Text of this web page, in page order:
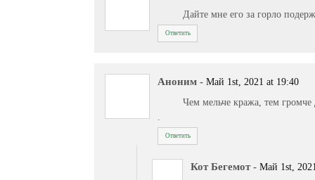
Дайте мне его за горло
Ответить
Аноним - Май 1st, 2021 at 19:40
Чем мельче кража, тем громче
Ответить
Кот Бегемот - Май 1st,